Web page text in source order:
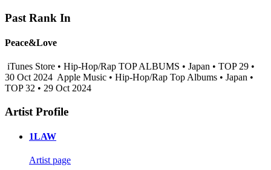
Past Rank In
Peace&Love
iTunes Store • Hip-Hop/Rap TOP ALBUMS • Japan • TOP 29 •
30 Oct 2024 Apple Music • Hip-Hop/Rap Top Albums • Japan •
TOP 32 • 29 Oct 2024
Artist Profile
1LAW
Artist page